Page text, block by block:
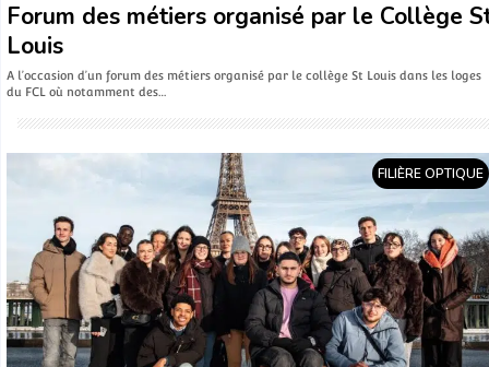
Forum des métiers organisé par le Collège
Louis
A l’occasion d’un forum des métiers organisé par le collège St Louis dans les loges
du FCL où notamment des…
FILIÈRE OPTIQUE